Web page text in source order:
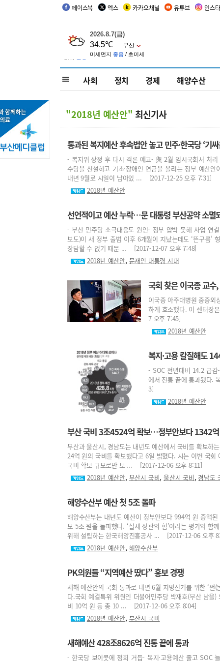
페이스북 엑스 카카오채널 유튜브 인스
사회 정치 경제 해양수산
"2018년 예산안" 최신기사
통과된 복지예산 후속법안 놓고 민주·한국당 ‘기싸
- 복지위 상정 후 다시 격론 예고- 與 2월 임시국회서 처
수당을 신설하고 기초·장애인 연금을 올리는 정부 예산
내년 9월로 시일이 남아있 ... [2017-12-25 오후 7:31]
2018년 예산안
선언적이고 예산 누락…문 대통령 부산공약 소멸
- 부산 민주당 소극대응도 원인- 정부 압박 못해 사업 연
보도)이 새 정부 출범 이후 6개월이 지났는데도 ‘뜬구름’
장담할 수 없기 때문 ... [2017-12-07 오후 7:48]
2018년 예산안, 문재인 대통령 시대
국회 찾은 이국종 교수
이국종 아주대병원 중증외
하게 호소했다. 이 센터장
7 오후 7:45]
2018년 예산안
복지·고용 칼질해도
- SOC 전년대비 14.2 급
에서 진통 끝에 통과됐다.
3]
2018년 예산안
부산 국비 3조4524억 확보…정부안보다 1342
부산과 울산시, 경남도는 내년도 예산에서 국비를 확보하
24억 원의 국비를 확보했다고 6일 밝혔다. 시는 이번 국
국비 확보 규모로만 보 ... [2017-12-06 오후 8:11]
2018년 예산안, 부산시 국비,울산시 국비, 경남도
해양수산부 예산 첫 5조 돌파
해양수산부는 내년도 예산이 정부안보다 994억 원 증액
모 5조 원을 돌파했다. ‘실세 장관의 힘’이라는 평가와 함
위해 설립하는 한국해양진흥공사 ... [2017-12-06 오후
2018년 예산안, 해양수산부
PK의원들 “지역예산 땄다” 홍보 경쟁
새해 예산안의 국회 통과로 내년 6월 지방선거를 위한 ‘
다.국회 예결특위 위원인 더불어민주당 박재호(부산 남
비 10억 원 등 총 10 ... [2017-12-06 오후 8:04]
2018년 예산안, 부산시 국비
새해예산 428조8626억 진통 끝에 통과
- 한국당 보이콧에 정회 거듭- 복지·고용예산 줄고 SOC